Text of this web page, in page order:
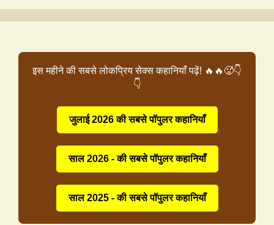
इस महीने की सबसे लोकप्रिय सेक्स कहानियाँ पढ़ें! 🔥🔥🥵👇
👇
जुलाई 2026 की सबसे पॉपुलर कहानियाँ
साल 2026 - की सबसे पॉपुलर कहानियाँ
साल 2025 - की सबसे पॉपुलर कहानियाँ